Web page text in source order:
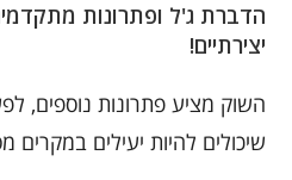
הדברת ג'ל ופתרונות
יצירתיים!
השוק מציע פתרונות נוספים,
שיכולים להיות יעילים במקרים